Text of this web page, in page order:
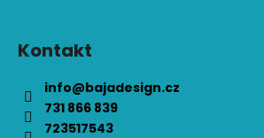
Kontakt
info@bajadesign.cz
731 866 839
723517543